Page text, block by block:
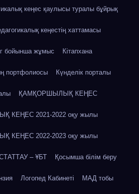
кеңес қаулысы туралы бұйрық
кеңестің хаттамасы
бойынша жұмыс Кітапхана
портфолиосы Күнделік порталы
ҚАМҚОРШЫЛЫҚ КЕҢЕС
КЕҢЕС 2021-2022 оқу жылы
КЕҢЕС 2022-2023 оқу жылы
– ҰБТ Қосымша білім беру
Логопед Кабинеті МАД тобы